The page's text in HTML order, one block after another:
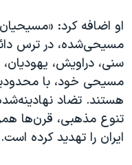
او اضافه کرد:
مسیحی‌شده، در ترس
سنی، دراویش،
مسیحی خود، با
هستند. تضاد
تنوع مذهبی، قرن‌ها
ایران را تهدید کرده